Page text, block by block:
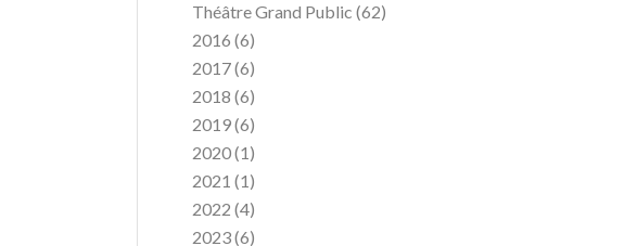
Théâtre Grand Public (62)
2016 (6)
2017(6)
2018 (6)
2019(6)
2020(1)
2021 (1)
2022 (4)
2023(6)